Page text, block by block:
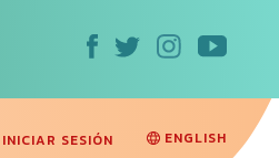
INICIAR SESIÓN ENGLISH